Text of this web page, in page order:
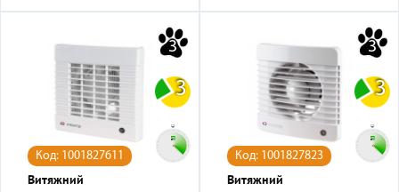
3
3
Код: 1001827611
Витяжний
3
3
Код: 1001827823
Витяжний